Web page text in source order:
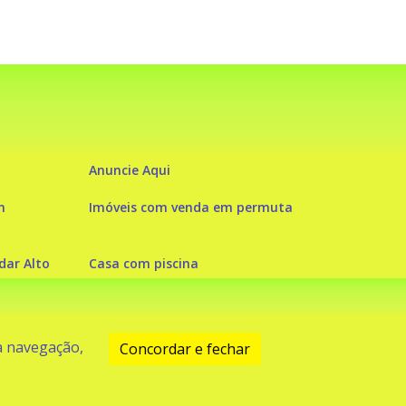
Concordar e fechar
Anuncie Aqui
Imóveis com venda em permuta
Alto Casa com piscina